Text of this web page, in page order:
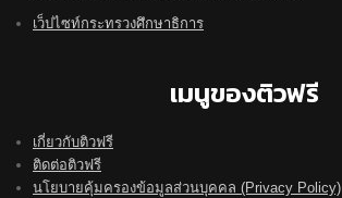
เว็ปไซท์กระทรวงศึกษาธิการ
เมนูของติวฟรี
เกี่ยวกับติวฟรี
ติดต่อติวฟรี
นโยบายคุ้มครองข้อมูลส่วนบุคคล (Privacy Policy)